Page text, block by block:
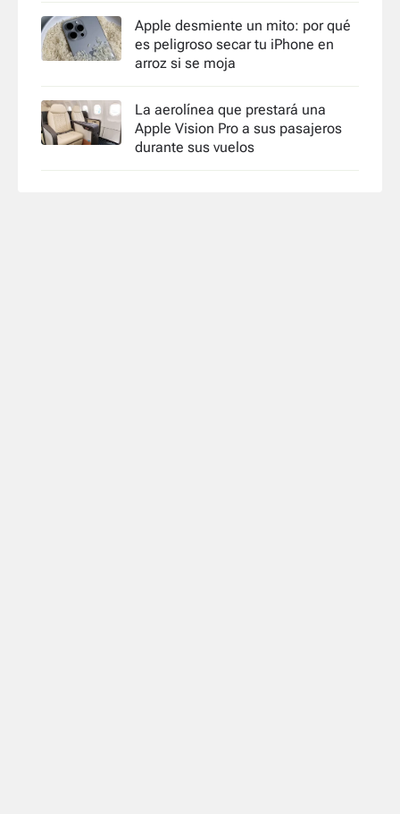
Apple desmiente un mito: por qué
es peligroso secar tu iPhone en
arroz si se moja
La aerolínea que prestará una
Apple Vision Pro a sus pasajeros
durante sus vuelos